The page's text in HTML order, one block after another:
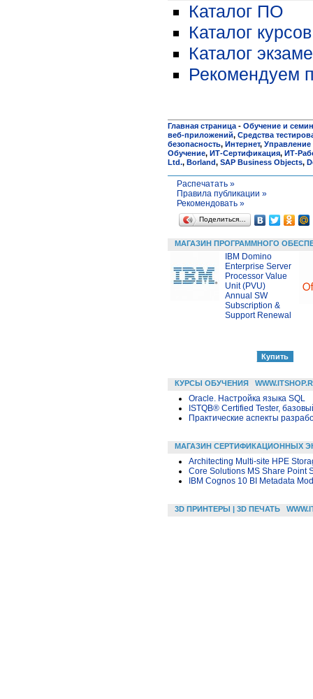
Каталог ПО
Каталог курсов
Каталог
Рекомендуем
Главная страница - Обучение и
веб-приложений, Средства
безопасность, Интернет, Управление
Обучение, ИТ-Сертификация, ИТ-
Ltd., Borland, SAP Business Objects,
Распечатать »
Правила публикации »
Рекомендовать »
Поделиться…
МАГАЗИН ПРОГРАММНОГО
IBM Domino
Enterprise Server
Processor Value
Unit (PVU)
Annual SW
Subscription &
Support Renewal
КУРСЫ ОБУЧЕНИЯ
Oracle. Настройка языка SQL
ISTQB® Certified Tester,
Практические аспекты
МАГАЗИН СЕРТИФИКАЦИОННЫХ
Architecting Multi-site HPE
Core Solutions MS Share Point
IBM Cognos 10 BI Metadata
3D ПРИНТЕРЫ | 3D ПЕЧАТЬ